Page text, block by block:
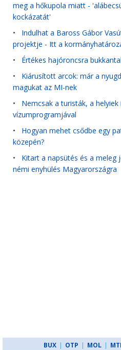
meg a hőkupola miatt -
kockázatát'
• Indulhat a Baross Gábor
projektje - Itt a
• Értékes hajóroncsra
• Kiárusított arcok: már a
magukat az MI-nek
• Nemcsak a turisták, a
vízumprogramjával
• Hogyan mehet csődbe egy
közepén?
• Kitart a napsütés és a meleg
némi enyhülés Magyarországra
BUX | OTP | MOL |